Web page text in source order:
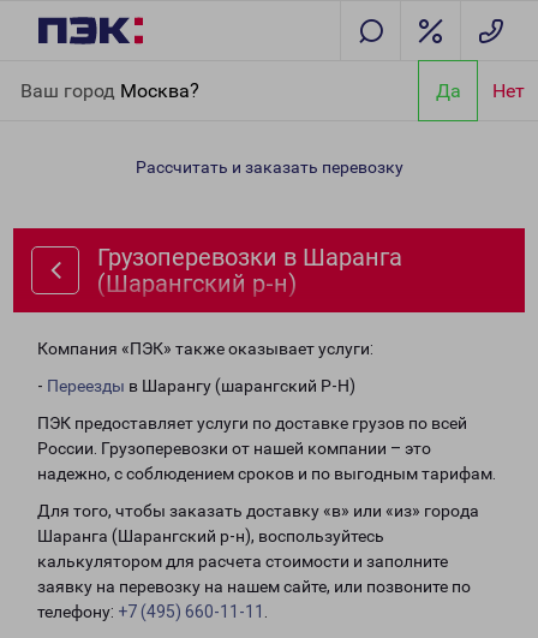
Ваш город Москва? Да Нет
(Шарангский р-н)
Рассчитать и заказать перевозку
Грузоперевозки в Шаранга
(Шарангский р-н)
Компания «ПЭК» также оказывает услуги:
- Переезды в Шарангу (шарангский Р-Н)
ПЭК предоставляет услуги по доставке грузов по всей
России. Грузоперевозки от нашей компании – это
надежно, с соблюдением сроков и по выгодным тарифам.
Для того, чтобы заказать доставку «в» или «из» города
Шаранга (Шарангский р-н), воспользуйтесь
калькулятором для расчета стоимости и заполните
заявку на перевозку на нашем сайте, или позвоните по
телефону: +7 (495) 660-11-11